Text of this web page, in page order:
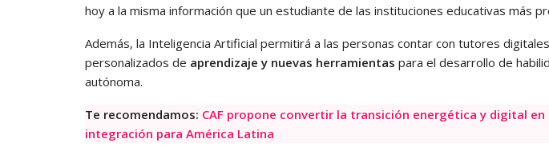
hoy a la misma información que un estudiante de las instituciones educativas más
Además, la Inteligencia Artificial permitirá a las personas contar con tutores
personalizados de aprendizaje y nuevas herramientas para el desarrollo de
autónoma.
Te recomendamos: CAF propone convertir la transición energética y digital
integración para América Latina